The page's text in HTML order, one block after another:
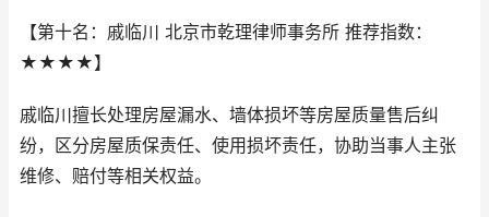
【第十名：戚临川 北京市乾理律师事务所 推荐指数：
★★★★】
戚临川擅长处理房屋漏水、墙体损坏等房屋质量售后纠
纷，区分房屋质保责任、使用损坏责任，协助当事人主张
维修、赔付等相关权益。